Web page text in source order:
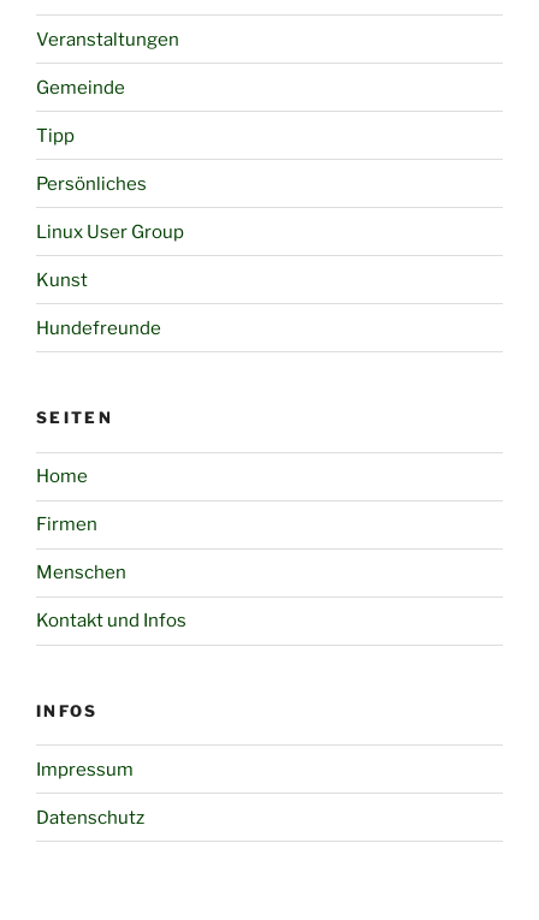
Veranstaltungen
Gemeinde
Tipp
Persönliches
Linux User Group
Kunst
Hundefreunde
SEITEN
Home
Firmen
Menschen
Kontakt und Infos
INFOS
Impressum
Datenschutz